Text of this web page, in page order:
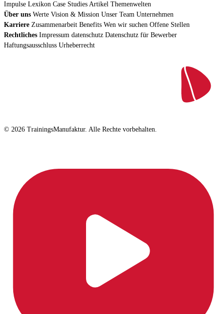
Impulse Lexikon Case Studies Artikel Themenwelten
Über uns Werte Vision & Mission Unser Team Unternehmen
Karriere Zusammenarbeit Benefits Wen wir suchen Offene Stellen
Rechtliches Impressum datenschutz Datenschutz für Bewerber
Haftungsausschluss Urheberrecht
© 2026 TrainingsManufaktur. Alle Rechte vorbehalten.